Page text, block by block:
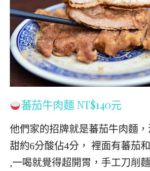
蕃茄牛肉麵 NT$140元
他們家的招牌就是蕃茄牛肉麵
甜約6分酸佔4分， 裡面有蕃茄
,一喝就覺得超開胃，手工刀削